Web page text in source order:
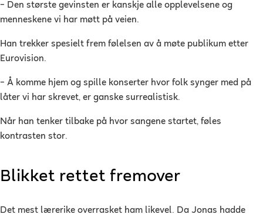
– Den største gevinsten er kanskje alle opplevelsene og
menneskene vi har møtt på veien.
Han trekker spesielt frem følelsen av å møte publikum etter
Eurovision.
– Å komme hjem og spille konserter hvor folk synger med på
låter vi har skrevet, er ganske surrealistisk.
Når han tenker tilbake på hvor sangene startet, føles
kontrasten stor.
Blikket rettet fremover
Det mest lærerike overrasket ham likevel. Da Jonas hadde